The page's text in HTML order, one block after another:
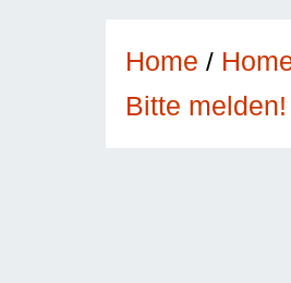
Home /
Bitte melden!